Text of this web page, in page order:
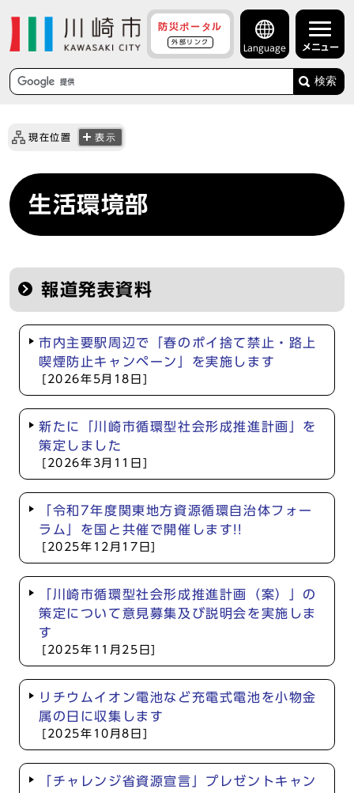
防災ポータル
外部リンク
Language メニュー
検索
現在位置 表示
生活環境部
報道発表資料
市内主要駅周辺で「春のポイ捨て禁止・路上
喫煙防止キャンペーン」を実施します
[2026年5月18日]
新たに「川崎市循環型社会形成推進計画」を
策定しました
[2026年3月11日]
「令和7年度関東地方資源循環自治体フォー
ラム」を国と共催で開催します!!
[2025年12月17日]
「川崎市循環型社会形成推進計画（案）」の
策定について意見募集及び説明会を実施しま
す
[2025年11月25日]
リチウムイオン電池など充電式電池を小物金
属の日に収集します
[2025年10月8日]
「チャレンジ省資源宣言」プレゼントキャン